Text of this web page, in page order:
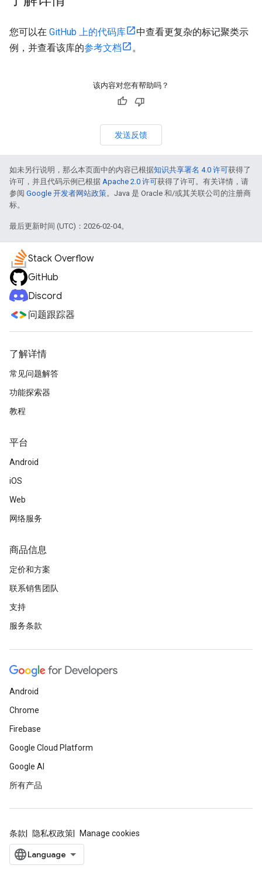
您可以在 GitHub 上的代码库
中查看更复杂的标记聚类示
例，并查看该库的参考文档 。
该内容对您有帮助吗？
发送反馈
如未另行说明，那么本页面中的内容已根据知识共享署名 4.0 许可获得了
许可，并且代码示例已根据 Apache 2.0 许可获得了许可。有关详情，请
参阅 Google 开发者网站政策。Java 是 Oracle 和/或其关联公司的注册商
标。
最后更新时间 (UTC)：2026-02-04。
Stack Overflow
GitHub
Discord
问题跟踪器
了解详情
常见问题解答
功能探索器
教程
平台
Android
iOS
Web
网络服务
商品信息
定价和方案
联系销售团队
支持
服务条款
Android
Chrome
Firebase
Google Cloud Platform
Google AI
所有产品
条款 隐私权政策 Manage cookies